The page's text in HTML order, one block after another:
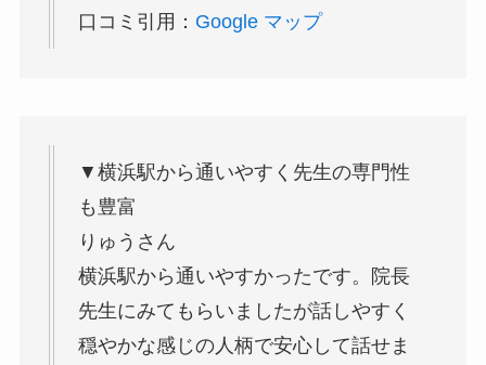
口コミ引用： Google マップ
▼横浜駅から通いやすく先生の専門性
も豊富
りゅうさん
横浜駅から通いやすかったです。院長
先生にみてもらいましたが話しやすく
穏やかな感じの人柄で安心して話せま